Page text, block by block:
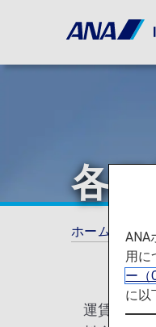
各種
ホーム ご
運賃以外
ANA
用に
ー（
に以